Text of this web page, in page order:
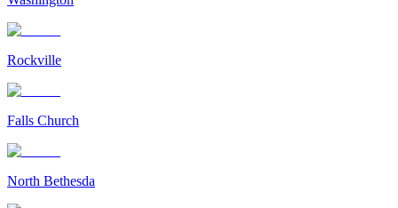
Rockville
Falls Church
North Bethesda